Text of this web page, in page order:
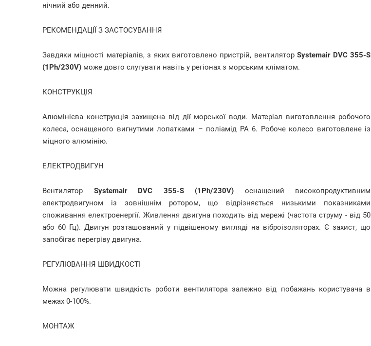
нічний або денний.
РЕКОМЕНДАЦІЇ З ЗАСТОСУВАННЯ
Завдяки міцності матеріалів, з яких виготовлено пристрій, вентиляторSystemair DVC 355-S
(1Ph/230V) може довго слугувати навіть у регіонах з морським кліматом.
КОНСТРУКЦІЯ
Алюмінієва конструкція захищена від дії морської води. Матеріал виготовлення робочого
колеса, оснащеного вигнутими лопатками – поліамід РА 6. Робоче колесо виготовлене із
міцного алюмінію.
ЕЛЕКТРОДВИГУН
Вентилятор Systemair DVC 355-S (1Ph/230V) оснащений високопродуктивним
електродвигуном із зовнішнім ротором, що відрізняється низькими показниками
споживання електроенергії. Живлення двигуна походить від мережі (частота струму - від 50
або 60 Гц). Двигун розташований у підвішеному вигляді на віброізоляторах. Є захист, що
запобігає перегріву двигуна.
РЕГУЛЮВАННЯ ШВИДКОСТІ
Можна регулювати швидкість роботи вентилятора залежно від побажань користувача в
межах 0-100%.
МОНТАЖ